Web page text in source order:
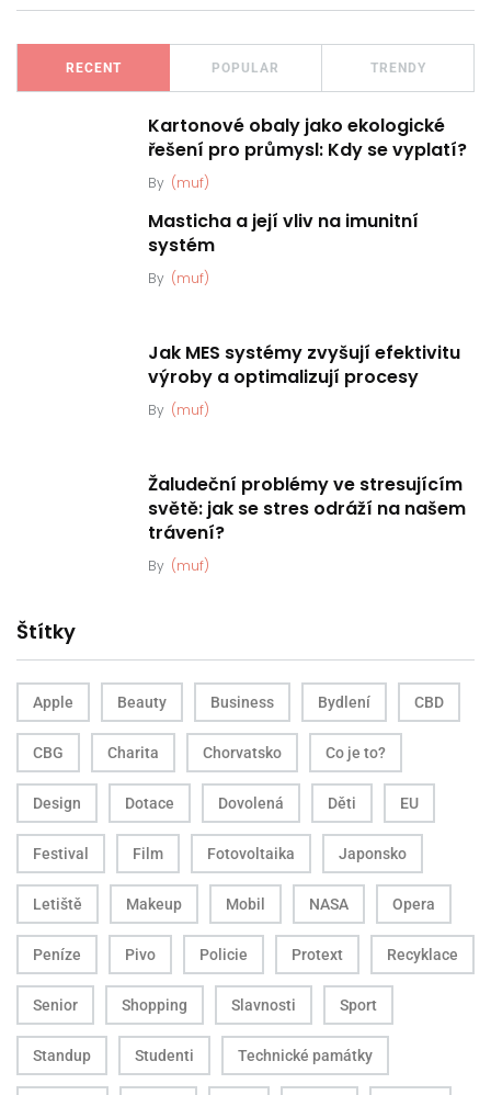
RECENT POPULAR TRENDY
Kartonové obaly jako ekologické
řešení pro průmysl: Kdy se vyplatí?
By (muf)
Masticha a její vliv na imunitní
systém
By (muf)
Jak MES systémy zvyšují efektivitu
výroby a optimalizují procesy
By (muf)
Žaludeční problémy ve stresujícím
světě: jak se stres odráží na našem
trávení?
By (muf)
Štítky
Apple Beauty Business Bydlení CBD
CBG Charita Chorvatsko Co je to?
Design Dotace Dovolená Děti EU
Festival Film Fotovoltaika Japonsko
Letiště Makeup Mobil NASA Opera
Peníze Pivo Policie Protext Recyklace
Senior Shopping Slavnosti Sport
Standup Studenti Technické památky